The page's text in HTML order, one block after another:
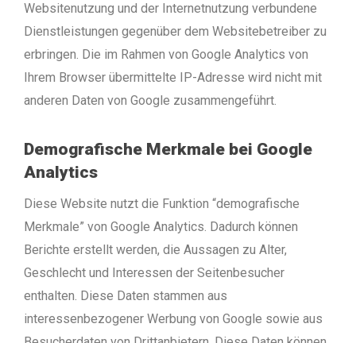
Websitenutzung und der Internetnutzung verbundene
Dienstleistungen gegenüber dem Websitebetreiber zu
erbringen. Die im Rahmen von Google Analytics von
Ihrem Browser übermittelte IP-Adresse wird nicht mit
anderen Daten von Google zusammengeführt.
Demografische Merkmale bei Google
Analytics
Diese Website nutzt die Funktion “demografische
Merkmale” von Google Analytics. Dadurch können
Berichte erstellt werden, die Aussagen zu Alter,
Geschlecht und Interessen der Seitenbesucher
enthalten. Diese Daten stammen aus
interessenbezogener Werbung von Google sowie aus